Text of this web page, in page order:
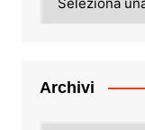
Archivi